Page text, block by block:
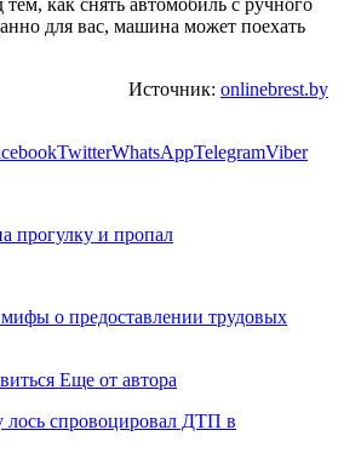
для вас, машина может поехать
Источник: onlinebrest.by
TwitterWhatsAppTelegramViber
прогулку и пропал
о предоставлении трудовых
Еще от автора
спровоцировал ДТП в